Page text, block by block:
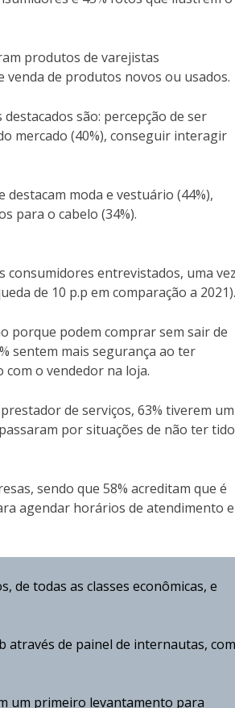
produtos de varejistas
venda de produtos novos ou usados.
são: percepção de ser
mercado (40%), conseguir interagir
moda e vestuário (44%),
para o cabelo (34%).
consumidores entrevistados, uma vez
de 10 p.p em comparação a 2021).
porque podem comprar sem sair de
sentem mais segurança ao ter
o vendedor na loja.
de serviços, 63% tiverem um
por situações de não ter tido
sendo que 58% acreditam que é
agendar horários de atendimento e
de todas as classes econômicas, e
através de painel de internautas, com
um primeiro levantamento para